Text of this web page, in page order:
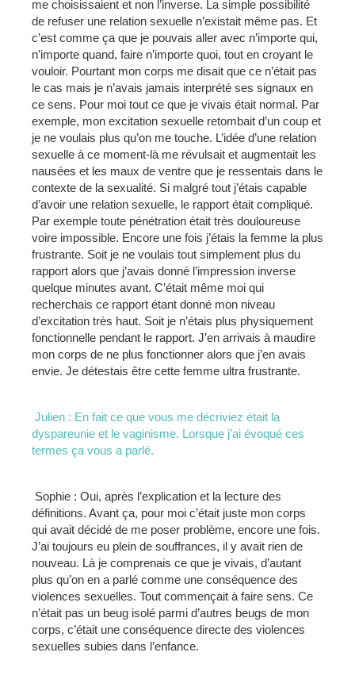
me choisissaient et non l’inverse. La simple possibilité
de refuser une relation sexuelle n’existait même pas. Et
c’est comme ça que je pouvais aller avec n’importe qui,
n’importe quand, faire n’importe quoi, tout en croyant le
vouloir. Pourtant mon corps me disait que ce n’était pas
le cas mais je n’avais jamais interprété ses signaux en
ce sens. Pour moi tout ce que je vivais était normal. Par
exemple, mon excitation sexuelle retombait d’un coup et
je ne voulais plus qu’on me touche. L’idée d’une relation
sexuelle à ce moment-là me révulsait et augmentait les
nausées et les maux de ventre que je ressentais dans le
contexte de la sexualité. Si malgré tout j’étais capable
d’avoir une relation sexuelle, le rapport était compliqué.
Par exemple toute pénétration était très douloureuse
voire impossible. Encore une fois j’étais la femme la plus
frustrante. Soit je ne voulais tout simplement plus du
rapport alors que j’avais donné l’impression inverse
quelque minutes avant. C’était même moi qui
recherchais ce rapport étant donné mon niveau
d’excitation très haut. Soit je n’étais plus physiquement
fonctionnelle pendant le rapport. J’en arrivais à maudire
mon corps de ne plus fonctionner alors que j’en avais
envie. Je détestais être cette femme ultra frustrante.
Julien : En fait ce que vous me décriviez était la
dyspareunie et le vaginisme. Lorsque j’ai évoqué ces
termes ça vous a parlé.
Sophie : Oui, après l’explication et la lecture des
définitions. Avant ça, pour moi c’était juste mon corps
qui avait décidé de me poser problème, encore une fois.
J’ai toujours eu plein de souffrances, il y avait rien de
nouveau. Là je comprenais ce que je vivais, d’autant
plus qu’on en a parlé comme une conséquence des
violences sexuelles. Tout commençait à faire sens. Ce
n’était pas un beug isolé parmi d’autres beugs de mon
corps, c’était une conséquence directe des violences
sexuelles subies dans l’enfance.